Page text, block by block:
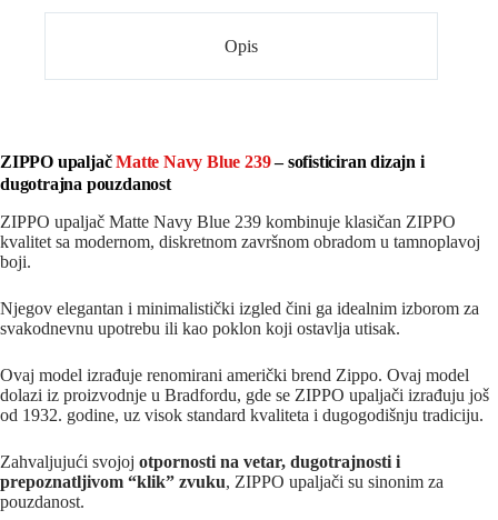
Opis
ZIPPO upaljačMatte Navy Blue 239– sofisticiran dizajn i
dugotrajna pouzdanost
ZIPPO upaljač Matte Navy Blue 239 kombinuje klasičan ZIPPO
kvalitet sa modernom, diskretnom završnom obradom u tamnoplavoj
boji.
Njegov elegantan i minimalistički izgled čini ga idealnim izborom za
svakodnevnu upotrebu ili kao poklon koji ostavlja utisak.
Ovaj model izrađuje renomirani američki brend Zippo. Ovaj model
dolazi iz proizvodnje u Bradfordu, gde se ZIPPO upaljači izrađuju još
od 1932. godine, uz visok standard kvaliteta i dugogodišnju tradiciju.
Zahvaljujući svojoj otpornosti na vetar, dugotrajnosti i
prepoznatljivom “klik” zvuku, ZIPPO upaljači su sinonim za
pouzdanost.